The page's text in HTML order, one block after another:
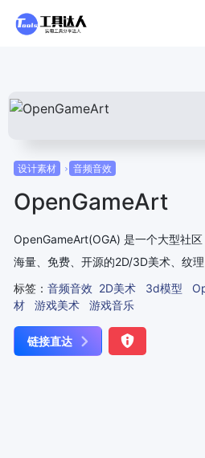
设计素材 音频音效
OpenGameArt
OpenGameArt(OGA) 是一个大型社
海量、免费、开源的2D/3D美术、纹理
标签： 音频音效 2D美术 3d模型
材
游戏美术 游戏音乐
链接直达